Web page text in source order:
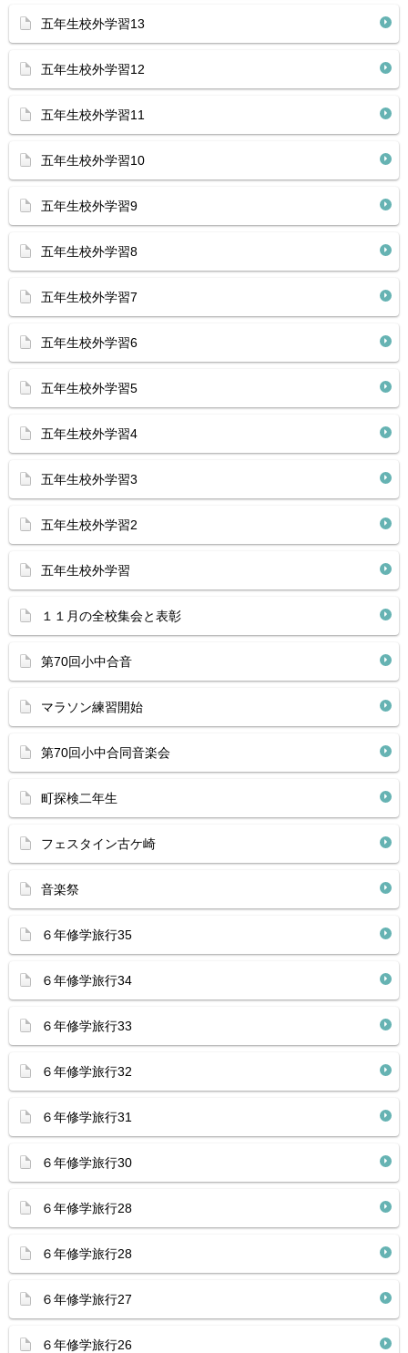
五年生校外学習13
五年生校外学習12
五年生校外学習11
五年生校外学習10
五年生校外学習9
五年生校外学習8
五年生校外学習7
五年生校外学習6
五年生校外学習5
五年生校外学習4
五年生校外学習3
五年生校外学習2
五年生校外学習
１１月の全校集会と表彰
第70回小中合音
マラソン練習開始
第70回小中合同音楽会
町探検二年生
フェスタイン古ケ崎
音楽祭
６年修学旅行35
６年修学旅行34
６年修学旅行33
６年修学旅行32
６年修学旅行31
６年修学旅行30
６年修学旅行28
６年修学旅行28
６年修学旅行27
６年修学旅行26